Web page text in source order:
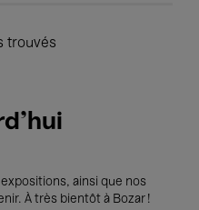
trouvés
ainsi que nos
À très bientôt à Bozar !